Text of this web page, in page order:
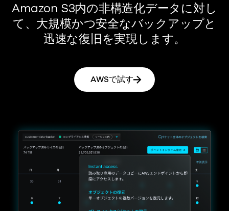
Amazon S3内の非構造化データに対し
て、大規模かつ安全なバックアップと
迅速な復旧を実現します。
AWSで試す